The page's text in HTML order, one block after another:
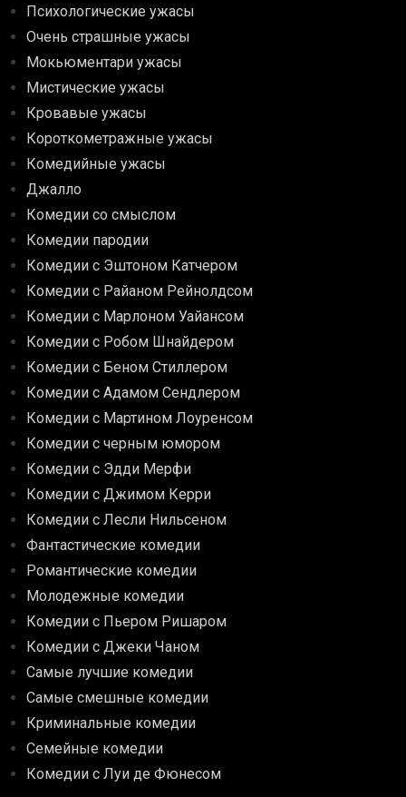
Психологические ужасы
Очень страшные ужасы
Мокьюментари ужасы
Мистические ужасы
Кровавые ужасы
Короткометражные ужасы
Комедийные ужасы
Джалло
Комедии со смыслом
Комедии пародии
Комедии с Эштоном Катчером
Комедии с Райаном Рейнолдсом
Комедии с Марлоном Уайансом
Комедии с Робом Шнайдером
Комедии с Беном Стиллером
Комедии с Адамом Сендлером
Комедии с Мартином Лоуренсом
Комедии с черным юмором
Комедии с Эдди Мерфи
Комедии с Джимом Керри
Комедии с Лесли Нильсеном
Фантастические комедии
Романтические комедии
Молодежные комедии
Комедии с Пьером Ришаром
Комедии с Джеки Чаном
Самые лучшие комедии
Самые смешные комедии
Криминальные комедии
Семейные комедии
Комедии с Луи де Фюнесом